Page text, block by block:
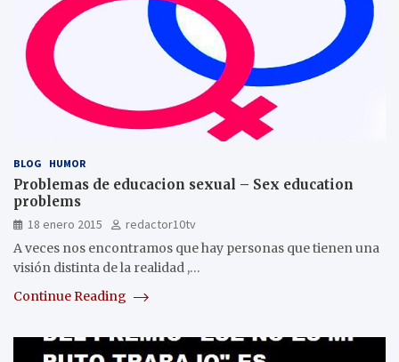
BLOG HUMOR
Problemas de educacion sexual – Sex education
problems
18 enero 2015
redactor10tv
A veces nos encontramos que hay personas que tienen una
visión distinta de la realidad ,…
Continue Reading